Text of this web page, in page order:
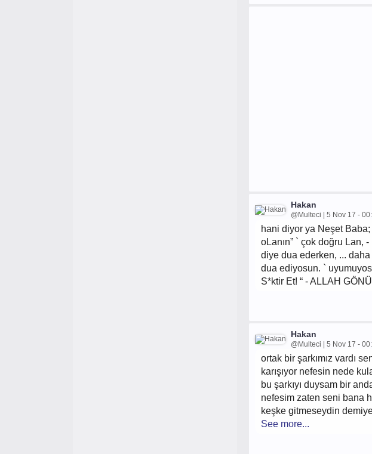
Hakan
@Multeci | 5 Nov 17 -
hani diyor ya Neşet
oLanın” ` çok doğru Lan,
diye dua ederken, ...
dua ediyosun. `
S*ktir Et! “ - ALLAH
Hakan
@Multeci | 5 Nov 17 -
ortak bir şarkımız vardı
karışıyor nefesin nede
bu şarkıyı duysam bir
nefesim zaten seni bana
keşke gitmeseydin
See more...